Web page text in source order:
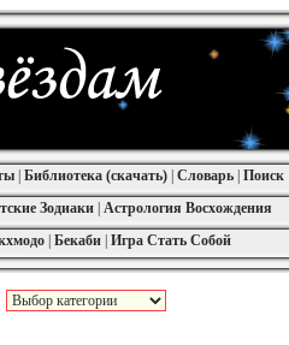
Библиотека (скачать)| Словарь Поиск
Зодиаки Астрология Восхождения
Бекаби Игра Стать Собой